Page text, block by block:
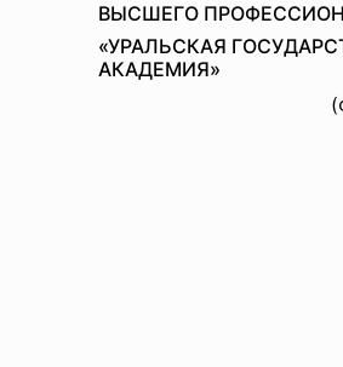
ВЫСШЕГО
«УРАЛЬСКАЯ
АКАДЕМИЯ»